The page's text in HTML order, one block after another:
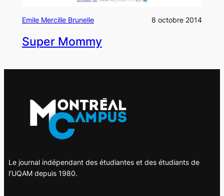
Emile Mercille Brunelle 8 octobre 2014
Super Mommy
Le journal indépendant des étudiantes et des étudiants de
l'UQAM depuis 1980.